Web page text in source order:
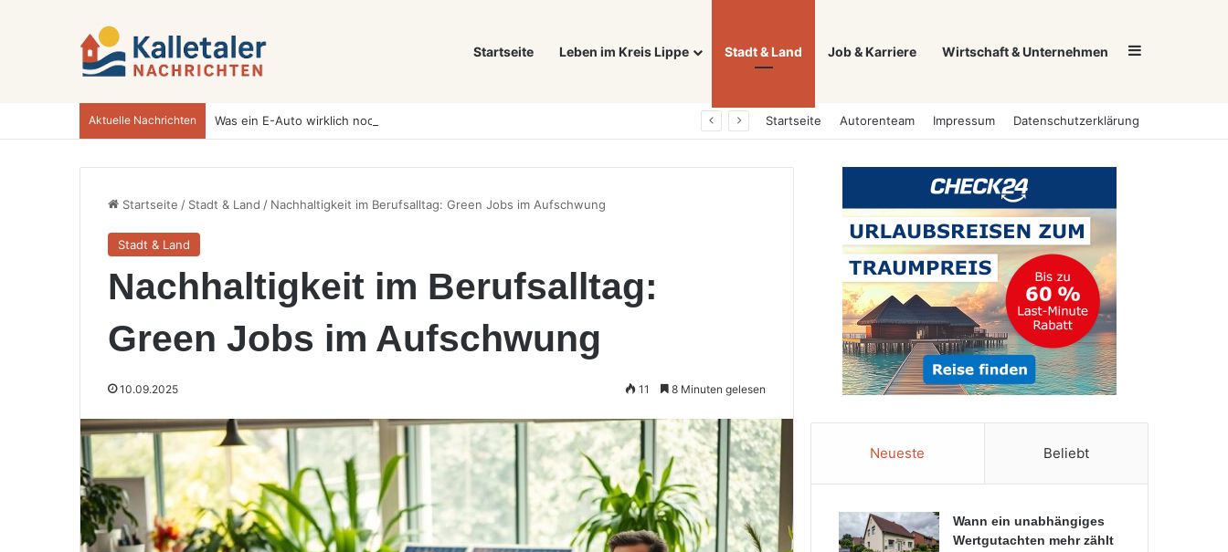
Startseite Leben im Kreis Lippe Stadt & Land Job & Karriere Wirtschaft & Unternehmen Sidebar
Aktuelle Nachrichten Startseite Autorenteam Impressum Datenschutzerklärung
Startseite / Stadt & Land / Nachhaltigkeit im Berufsalltag: Green Jobs im Aufschwung
Stadt & Land
Nachhaltigkeit im Berufsalltag:
Green Jobs im Aufschwung
10.09.2025 11 8 Minuten gelesen
Neueste Beliebt
Wann ein unabhängiges
Wertgutachten mehr zählt